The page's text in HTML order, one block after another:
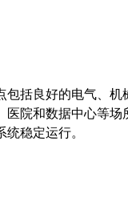
包括良好的电气、机
医院和数据中心等场
稳定运行。